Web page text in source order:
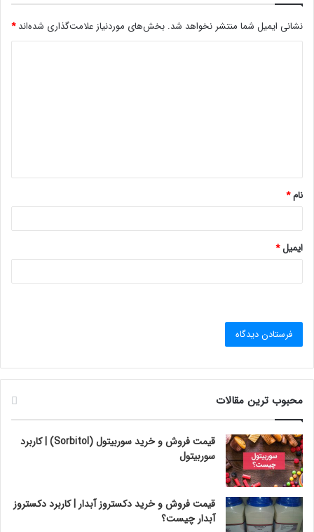
نشانی ایمیل شما منتشر نخواهد شد. بخش‌های موردنیاز علامت‌گذاری شده‌اند*
*
نام*
ایمیل*
محبوب ترین مقالات
قیمت فروش و خرید سوربیتول (Sorbitol) | کاربرد
سوربیتول
قیمت فروش و خرید دکستروز آبدار | کاربرد دکستروز
آبدار چیست؟